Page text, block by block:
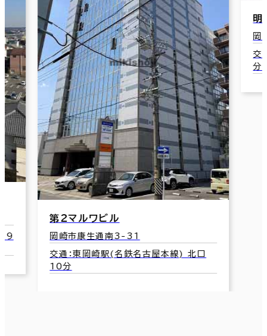
線) 北口
明大寺本町ビル
岡崎市明大寺本町1-20
交通：東岡崎駅(名鉄名古屋本線) 北口 5
分